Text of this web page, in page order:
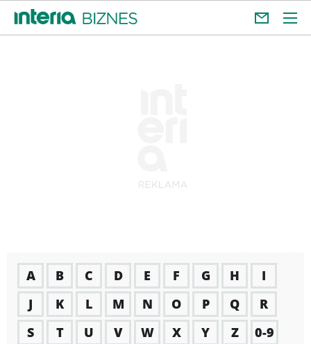
A B C D E F G H
I
J
K L M N O P Q
R
S
T U V W X Y Z
0-9